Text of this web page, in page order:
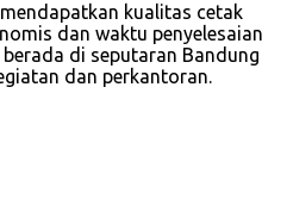
kualitas cetak
dan waktu penyelesaian
di seputaran Bandung
dan perkantoran.